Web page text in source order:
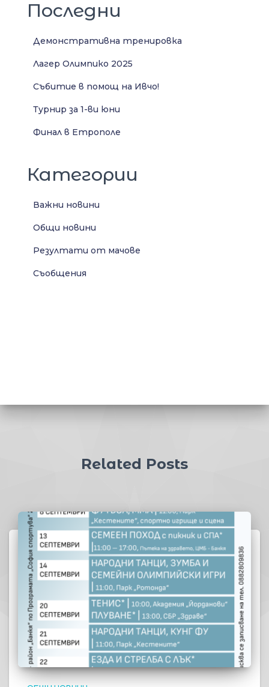
Последни
Демонстративна тренировка
Лагер Олимпико 2025
Събитие в помощ на Ивчо!
Турнир за 1-ви юни
Финал в Етрополе
Категории
Важни новини
Общи новини
Резултати от мачове
Съобщения
Related Posts